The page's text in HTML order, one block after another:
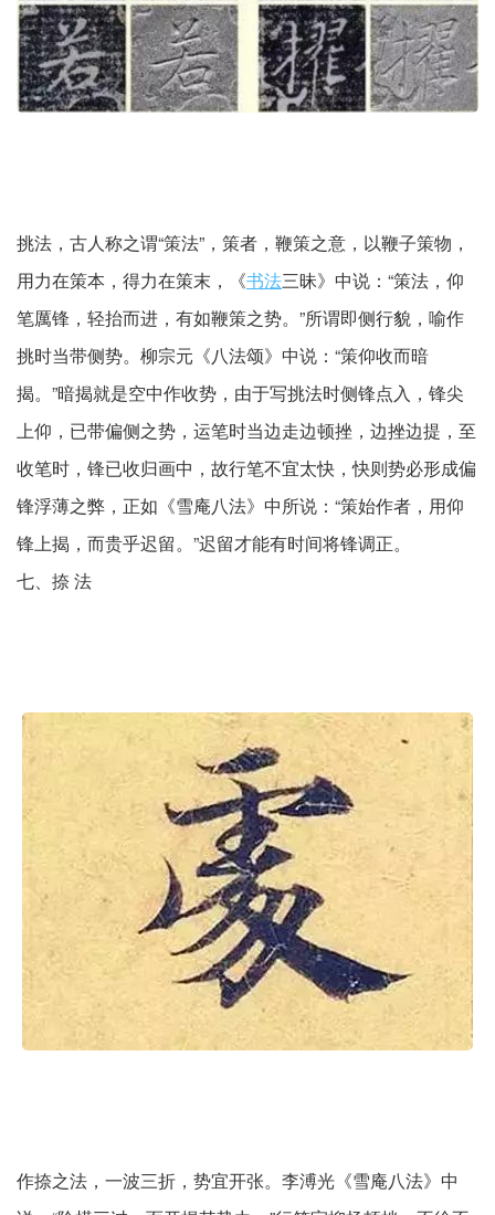
挑法，古人称之谓“策法”，策者，鞭策之意，以鞭子策物，
用力在策本，得力在策末，《书法三昧》中说：“策法，仰
笔厲锋，轻抬而进，有如鞭策之势。”所谓即侧行貌，喻作
挑时当带侧势。柳宗元《八法颂》中说：“策仰收而暗
揭。”暗揭就是空中作收势，由于写挑法时侧锋点入，锋尖
上仰，已带偏侧之势，运笔时当边走边顿挫，边挫边提，至
收笔时，锋已收归画中，故行笔不宜太快，快则势必形成偏
锋浮薄之弊，正如《雪庵八法》中所说：“策始作者，用仰
锋上揭，而贵乎迟留。”迟留才能有时间将锋调正。
七、捺 法
作捺之法，一波三折，势宜开张。李溥光《雪庵八法》中